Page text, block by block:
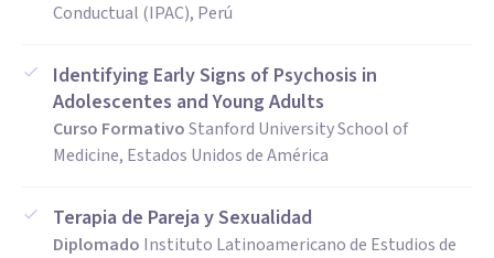
Conductual (IPAC), Perú
Identifying Early Signs of Psychosis in
Adolescentes and Young Adults
Curso FormativoStanford University School of
Medicine, Estados Unidos de América
Terapia de Pareja y Sexualidad
Diplomado Instituto Latinoamericano de Estudios de